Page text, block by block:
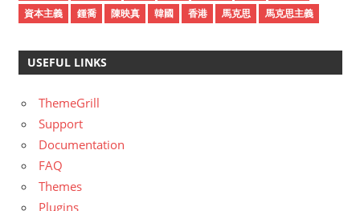
資本主義
鍾喬 陳映真 韓國 香港 馬克思 馬克思主義
USEFUL LINKS
ThemeGrill
Support
Documentation
FAQ
Themes
Plugins